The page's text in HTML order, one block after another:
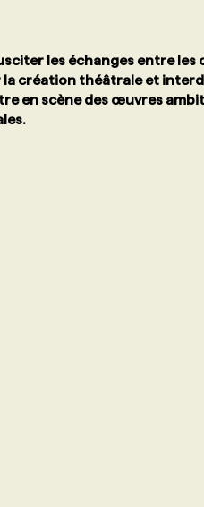
les échanges entre
création théâtrale et
en scène des œuvres